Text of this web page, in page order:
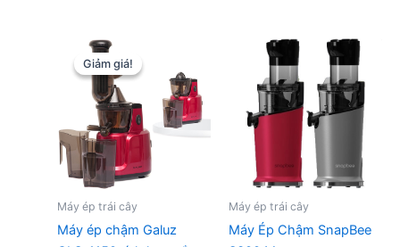
6.160.000 ₫.
Giảm giá!
Giảm giá!
Máy ép trái cây
Máy ép chậm Galuz
Máy ép trái cây
Máy Ép Chậm SnapBee